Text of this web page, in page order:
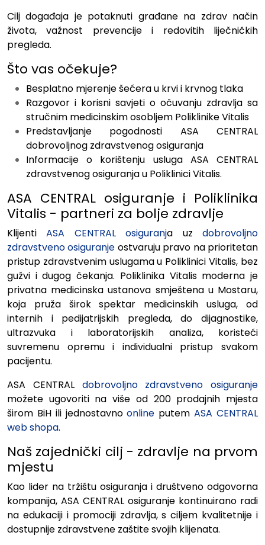
Cilj događaja je potaknuti građane na zdrav način
života, važnost prevencije i redovitih liječničkih
pregleda.
Što vas očekuje?
Besplatno mjerenje šećera u krvi i krvnog tlaka
Razgovor i korisni savjeti o očuvanju zdravlja sa
stručnim medicinskim osobljem Poliklinike Vitalis
Predstavljanje pogodnosti ASA CENTRAL
dobrovoljnog zdravstvenog osiguranja
Informacije o korištenju usluga ASA CENTRAL
zdravstvenog osiguranja u Poliklinici Vitalis.
ASA CENTRAL osiguranje i Poliklinika
Vitalis - partneri za bolje zdravlje
KlijentiASA CENTRAL osiguranja uzdobrovoljno
zdravstveno osiguranje ostvaruju pravo na prioritetan
pristup zdravstvenim uslugama u Poliklinici Vitalis, bez
gužvi i dugog čekanja. Poliklinika Vitalis moderna je
privatna medicinska ustanova smještena u Mostaru,
koja pruža širok spektar medicinskih usluga, od
internih i pedijatrijskih pregleda, do dijagnostike,
ultrazvuka i laboratorijskih analiza, koristeći
suvremenu opremu i individualni pristup svakom
pacijentu.
ASA CENTRAL dobrovoljno zdravstveno osiguranje
možete ugovoriti na više od 200 prodajnih mjesta
širom BiH ili jednostavnoonline putemASA CENTRAL
web shopa.
Naš zajednički cilj - zdravlje na prvom
mjestu
Kao lider na tržištu osiguranja i društveno odgovorna
kompanija, ASA CENTRAL osiguranje kontinuirano radi
na edukaciji i promociji zdravlja, s ciljem kvalitetnije i
dostupnije zdravstvene zaštite svojih klijenata.